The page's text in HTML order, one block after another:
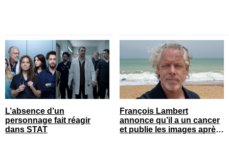
L’absence d’un
personnage fait réagir
dans STAT
François Lambert
annonce qu’il a un cancer
et publie les images après